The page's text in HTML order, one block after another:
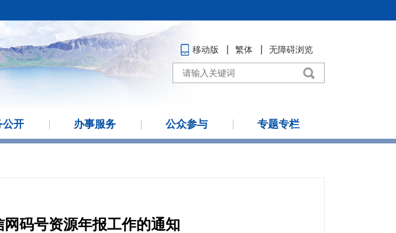
移动版 繁体 无障碍浏览
公开 办事服务 公众参与 专题专栏
码号资源年报工作的通知